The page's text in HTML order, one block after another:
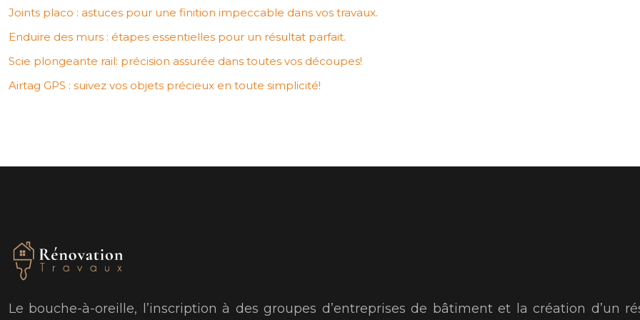
Joints placo : astuces pour une finition impeccable dans vos travaux.
Enduire des murs : étapes essentielles pour un résultat parfait.
Scie plongeante rail: précision assurée dans toutes vos découpes!
Airtag GPS : suivez vos objets précieux en toute simplicité!
Le bouche-à-oreille, l’inscription à des groupes d’entreprises de bâtiment et la création d’un